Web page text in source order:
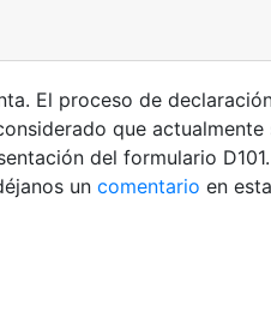
El proceso de
que
del formulario D101.
un comentario en